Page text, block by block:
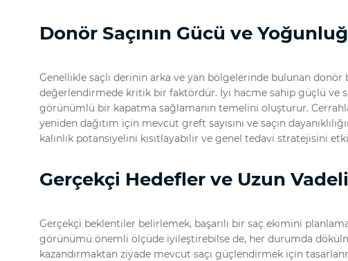
Donör Saçının Gücü ve
Genellikle saçlı derinin arka ve yan bölgelerinde bulunan donör
değerlendirmede kritik bir faktördür. İyi hacme sahip güçlü ve
görünümlü bir kapatma sağlamanın temelini oluşturur.
yeniden dağıtım için mevcut greft sayısını ve saçın
kalınlık potansiyelini kısıtlayabilir ve genel tedavi stratejisini
Gerçekçi Hedefler ve Uzun
Gerçekçi beklentiler belirlemek, başarılı bir saç ekimini
görünümü önemli ölçüde iyileştirebilse de, her durumda
kazandırmaktan ziyade mevcut saçı güçlendirmek için